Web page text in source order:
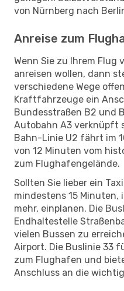
von Nürnberg nach
Anreise zum
Wenn Sie zu Ihrem Flug
anreisen wollen, dann
verschiedene Wege
Kraftfahrzeuge ein
Bundesstraßen B2 und
Autobahn A3 verknüpft
Bahn-Linie U2 fährt im
von 12 Minuten vom
zum Flughafengelände.
Sollten Sie lieber ein
mindestens 15
mehr, einplanen. Die
Endhaltestelle
vielen Bussen zu
Airport. Die Buslinie 33
zum Flughafen und
Anschluss an die